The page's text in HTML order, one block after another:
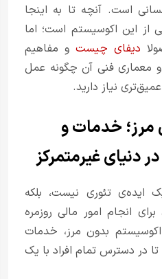
است. آنچه تا به اینجا
از این اکوسیستم است؛ اما
دیفای چیست و مفاهیم
و معماری فنی آن چگونه عمل
نیاز دارید.
مرز؛ خدمات و
غیرمتمرکز
ایده‌ی تئوری نیست، بلکه
انجام امور مالی روزمره
بدون مرز، خدمات
در دسترس تمام افراد با یک